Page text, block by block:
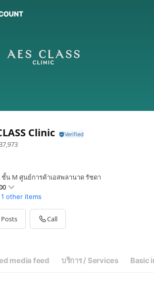
Clinic
น M ศูนย์การค้าเอสพลานาด รัชดา
1 other items
Posts Call
media feed บริการ / Services Basic